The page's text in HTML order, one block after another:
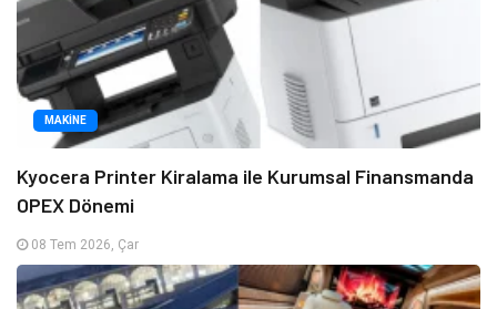
MAKINE
Kyocera Printer Kiralama ile Kurumsal Finansmanda
OPEX Dönemi
08 Tem 2026, Çar